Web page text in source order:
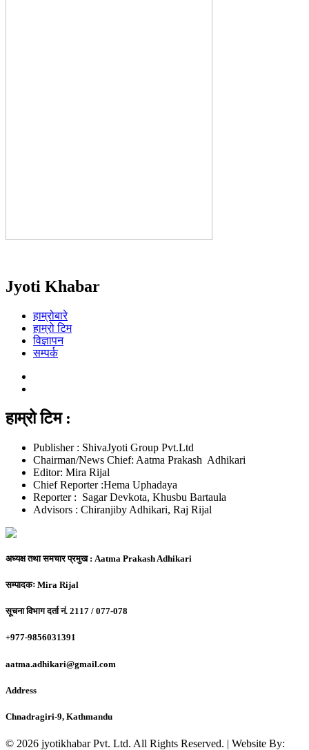
Jyoti Khabar
हाम्रोबारे
हाम्रो टिम
विज्ञापन
सम्पर्क
हाम्रो टिम :
Publisher : ShivaJyoti Group Pvt.Ltd
Chairman/News Chief: Aatma Prakash Adhikari
Editor: Mira Rijal
Chief Reporter :Hema Uphadaya
Reporter : Sagar Devkota, Khusbu Bartaula
Advisors : Chiranjiby Adhikari, Raj Rijal
अध्यक्ष तथा समचार प्रमुख : Aatma Prakash Adhikari
सम्पादकः Mira Rijal
सूचना विभाग दर्ता नं. 2117 / 077-078
+977-9856031391
aatma.adhikari@gmail.com
Address
Chnadragiri-9, Kathmandu
© 2026 jyotikhabar Pvt. Ltd. All Rights Reserved. | Website By: